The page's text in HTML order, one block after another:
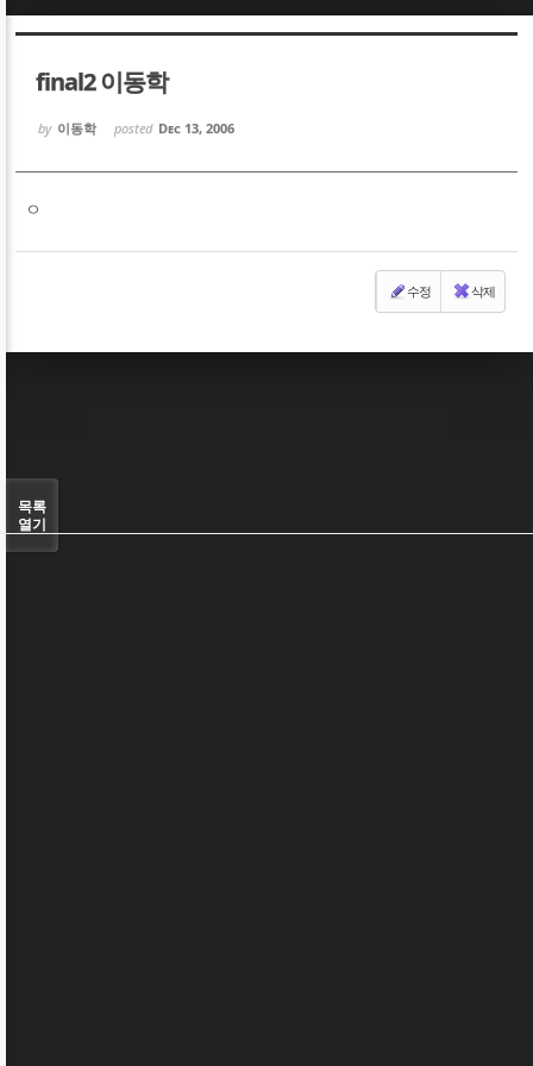
final2 이동학
by 이동학 posted Dec 13, 2006
ㅇ
수정 삭제
목록
열기
Sketchbook5, 스케치북5
Sketchbook5, 스케치북5
Sketchbook5, 스케치북5
Sketchbook5, 스케치북5